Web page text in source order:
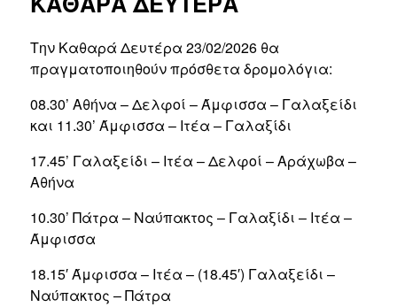
Την Καθαρά Δευτέρα 23/02/2026 θα
πραγματοποιηθούν πρόσθετα δρομολόγια:
08.30’ Αθήνα – Δελφοί – Άμφισσα – Γαλαξείδι
και 11.30’ Άμφισσα – Ιτέα – Γαλαξίδι
17.45’ Γαλαξείδι – Ιτέα – Δελφοί – Αράχωβα –
Αθήνα
10.30’ Πάτρα – Ναύπακτος – Γαλαξίδι – Ιτέα –
Άμφισσα
18.15′ Άμφισσα – Ιτέα – (18.45′) Γαλαξείδι –
Ναύπακτος – Πάτρα